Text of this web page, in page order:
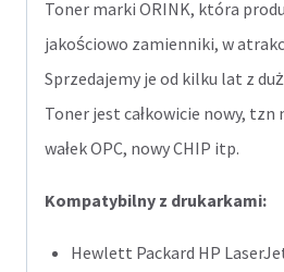
Toner marki ORINK, która
jakościowo zamienniki, w
Sprzedajemy je od kilku lat z
Toner jest całkowicie nowy, tzn
wałek OPC, nowy CHIP itp.
Kompatybilny z drukarkami:
Hewlett Packard HP